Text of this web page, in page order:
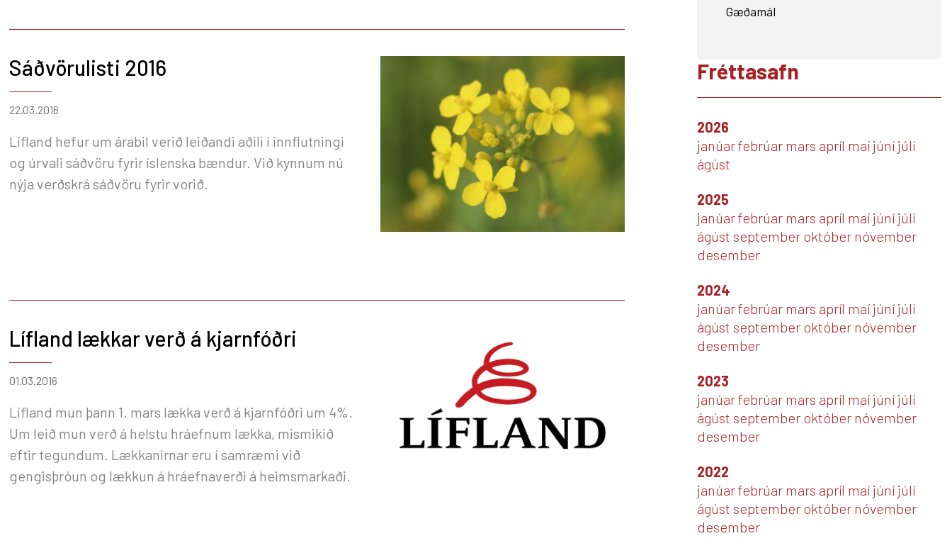
Sáðvörulisti 2016
22.03.2016
Lífland hefur um árabil verið leiðandi aðili í innflutningi
og úrvali sáðvöru fyrir íslenska bændur. Við kynnum nú
nýja verðskrá sáðvöru fyrir vorið.
Lífland lækkar verð á kjarnfóðri
01.03.2016
Lífland mun þann 1. mars lækka verð á kjarnfóðri um 4%.
Um leið mun verð á helstu hráefnum lækka, mismikið
eftir tegundum. Lækkanirnar eru í samræmi við
gengisþróun og lækkun á hráefnaverði á heimsmarkaði.
Gæðamál
Fréttasafn
2026
janúarfebrúar mars apríl maí júní júlí
ágúst
2025
janúarfebrúar mars apríl maí júní júlí
ágúst september október nóvember
desember
2024
janúarfebrúar mars apríl maí júní júlí
ágúst september október nóvember
desember
2023
janúarfebrúar mars apríl maí júní júlí
ágúst september október nóvember
desember
2022
janúarfebrúar mars apríl maí júní júlí
ágúst september október nóvember
desember